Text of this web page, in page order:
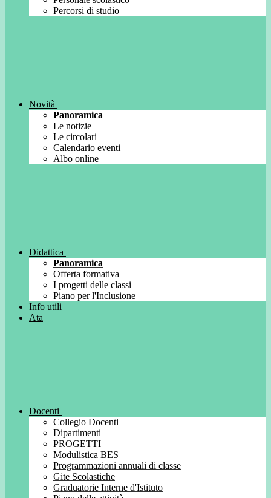
Percorsi di studio
Novità
Panoramica
Le notizie
Le circolari
Calendario eventi
Albo online
Didattica
Panoramica
Offerta formativa
I progetti delle classi
Piano per l'Inclusione
Info utili
Ata
Docenti
Collegio Docenti
Dipartimenti
PROGETTI
Modulistica BES
Programmazioni annuali di classe
Gite Scolastiche
Graduatorie Interne d'Istituto